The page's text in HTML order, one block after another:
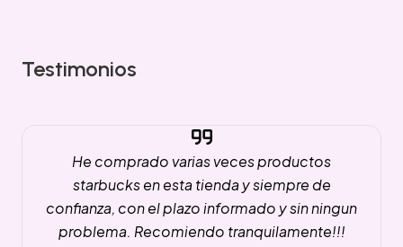
Testimonios
He comprado varias veces productos
starbucks en esta tienda y siempre de
confianza, con el plazo informado y sin ningun
problema. Recomiendo tranquilamente!!!